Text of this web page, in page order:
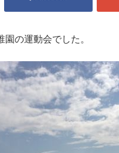
の運動会でした。